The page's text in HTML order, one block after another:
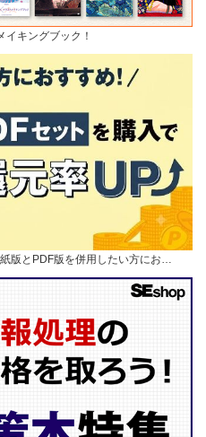
キングブック！
版とPDF版を併用したい方にお…